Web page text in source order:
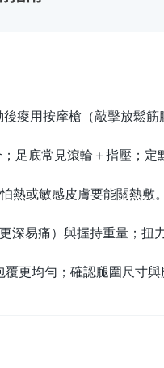
痠用按摩槍（敲擊放鬆
足底常見滾輪＋指壓；
熱或敏感皮膚要能關熱敷
深易痛）與握持重量；扭
更均勻；確認腿圍尺寸與